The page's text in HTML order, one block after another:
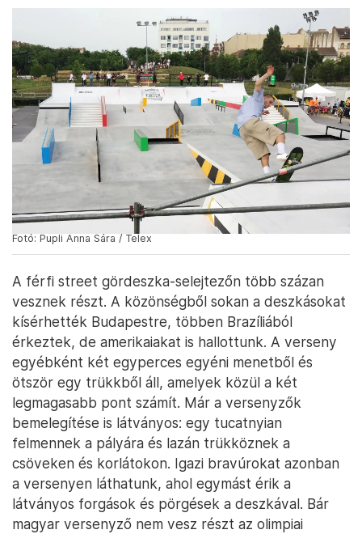
Fotó: Pupli Anna Sára / Telex
A férfi street gördeszka-selejtezőn több százan
vesznek részt. A közönségből sokan a deszkásokat
kísérhették Budapestre, többen Brazíliából
érkeztek, de amerikaiakat is hallottunk. A verseny
egyébként két egyperces egyéni menetből és
ötször egy trükkből áll, amelyek közül a két
legmagasabb pont számít. Már a versenyzők
bemelegítése is látványos: egy tucatnyian
felmennek a pályára és lazán trükköznek a
csöveken és korlátokon. Igazi bravúrokat azonban
a versenyen láthatunk, ahol egymást érik a
látványos forgások és pörgések a deszkával. Bár
magyar versenyző nem vesz részt az olimpiai